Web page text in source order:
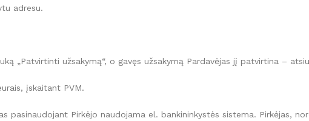
adresu.
„Patvirtinti užsakymą“, o gavęs užsakymą Pardavėjas jį patvirtina –
įskaitant PVM.
pasinaudojant Pirkėjo naudojama el. bankininkystės sistema. Pirkėjas,